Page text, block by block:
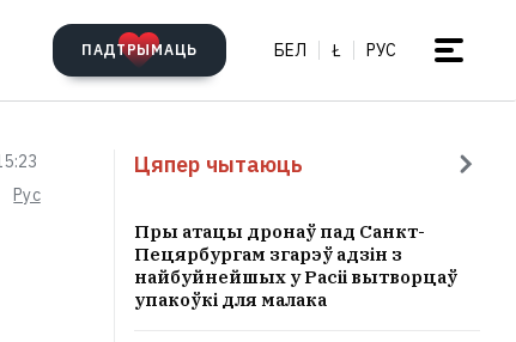
ПАДТРЫМАЦЬ БЕЛ Ł РУС
Рус
Цяпер чытаюць
Пры атацы дронаў пад Санкт-
Пецярбургам згарэў адзін з
найбуйнейшых у Расіі вытворцаў
упакоўкі для малака